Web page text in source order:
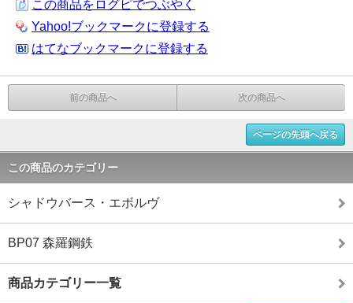
この商品をログピでつぶやく
Yahoo!ブックマークに登録する
はてなブックマークに登録する
前の商品へ 次の商品へ
ページの先頭へ戻る
この商品のカテゴリー
シャドウバース・エボルヴ
BP07 森羅鋼鉄
商品カテゴリー一覧